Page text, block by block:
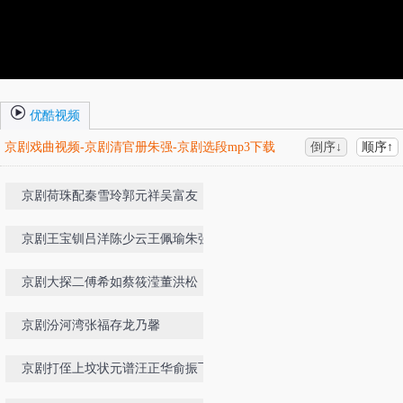
优酷视频
京剧戏曲视频-京剧清官册朱强-京剧选段mp3下载 倒序↓ 顺序↑
京剧荷珠配秦雪玲郭元祥吴富友
京剧王宝钏吕洋陈少云王佩瑜朱强常
京剧大探二傅希如蔡筱滢董洪松
京剧汾河湾张福存龙乃馨
京剧打侄上坟状元谱汪正华俞振飞